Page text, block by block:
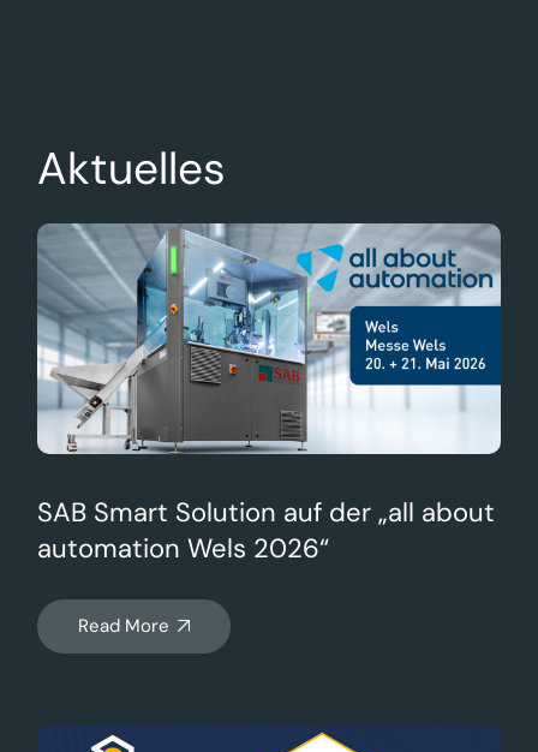
Aktuelles
SAB Smart Solution auf der „all about
automation Wels 2026“
Read More